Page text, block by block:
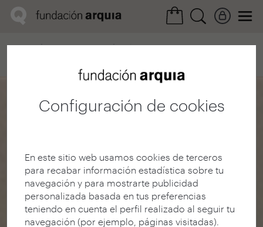
Configuración de cookies
En este sitio web usamos cookies de terceros
para recabar información estadística sobre tu
navegación y para mostrarte publicidad
personalizada basada en tus preferencias
teniendo en cuenta el perfil realizado al seguir tu
navegación (por ejemplo, páginas visitadas).
Home Convocatorias
Próxima